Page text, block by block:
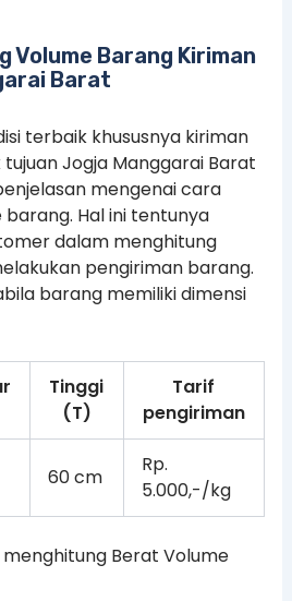
Volume Barang Kiriman
Barat
terbaik khususnya kiriman
Jogja Manggarai Barat
mengenai cara
Hal ini tentunya
dalam menghitung
pengiriman barang.
barang memiliki dimensi
Tinggi
(T)
Tarif
pengiriman
60 cm
Rp.
5.000,-/kg
Berat Volume